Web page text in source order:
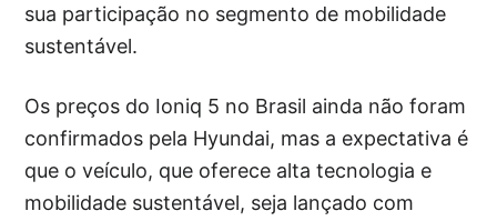
sua participação no segmento de mobilidade
sustentável.
Os preços do Ioniq 5 no Brasil ainda não foram
confirmados pela Hyundai, mas a expectativa é
que o veículo, que oferece alta tecnologia e
mobilidade sustentável, seja lançado com